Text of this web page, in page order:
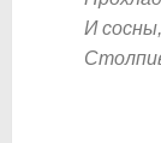
И сосны,